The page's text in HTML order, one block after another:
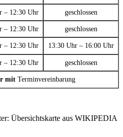
– 12:30 Uhr geschlossen
– 12:30 Uhr geschlossen
– 12:30 Uhr 13:30 Uhr – 16:00 Uhr
– 12:30 Uhr geschlossen
mit Terminvereinbarung